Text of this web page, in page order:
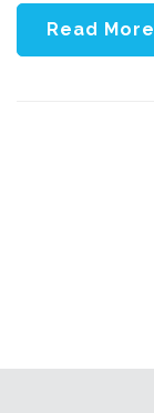
Read More